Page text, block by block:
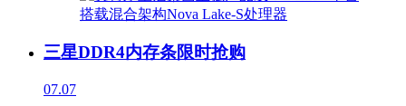
三星DDR4内存条限时抢购
07.07